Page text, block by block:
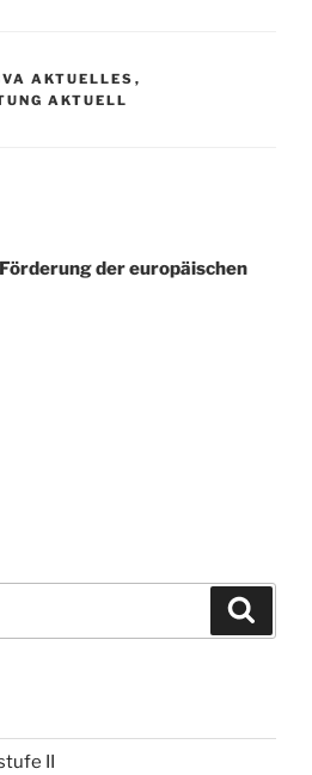
AKTUELLES ,
AKTUELL
der europäischen
II